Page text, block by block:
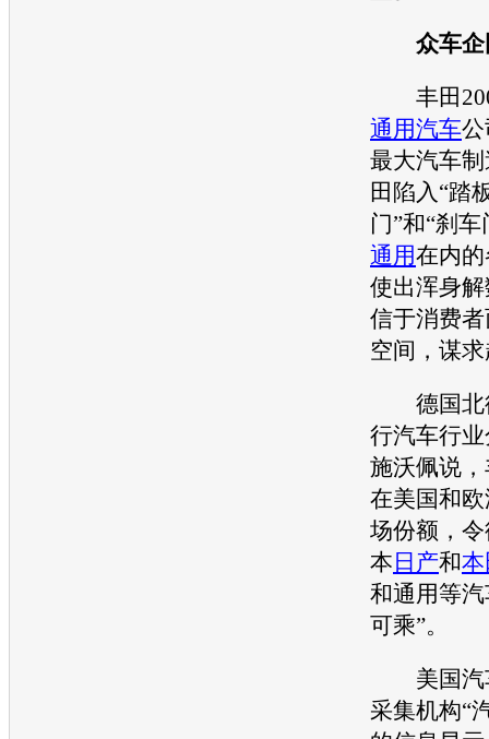
众车企
丰田
通用汽车
最大汽车
田 陷入“踏
门”和“刹
通用在内
使出浑身
信于消费
空间，谋
德国北
行汽车行
施沃佩说，
在美国和
场份额，
本 日产和
和通用等
可乘”。
美国汽
采集机构“